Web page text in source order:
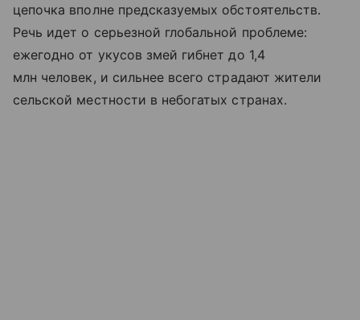
цепочка вполне предсказуемых обстоятельств.
Речь идет о серьезной глобальной проблеме:
ежегодно от укусов змей гибнет до 1,4
млн человек, и сильнее всего страдают жители
сельской местности в небогатых странах.